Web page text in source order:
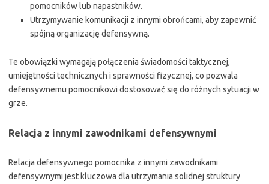
pomocników lub napastników.
Utrzymywanie komunikacji z innymi obrońcami, aby zapewnić
spójną organizację defensywną.
Te obowiązki wymagają połączenia świadomości taktycznej,
umiejętności technicznych i sprawności fizycznej, co pozwala
defensywnemu pomocnikowi dostosować się do różnych sytuacji w
grze.
Relacja z innymi zawodnikami defensywnymi
Relacja defensywnego pomocnika z innymi zawodnikami
defensywnymi jest kluczowa dla utrzymania solidnej struktury